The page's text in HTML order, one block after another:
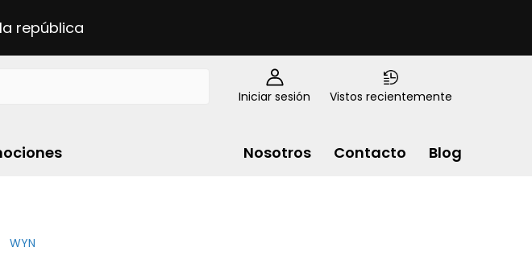
república
Iniciar sesión Vistos recientemente
Nosotros Contacto Blog
WYN